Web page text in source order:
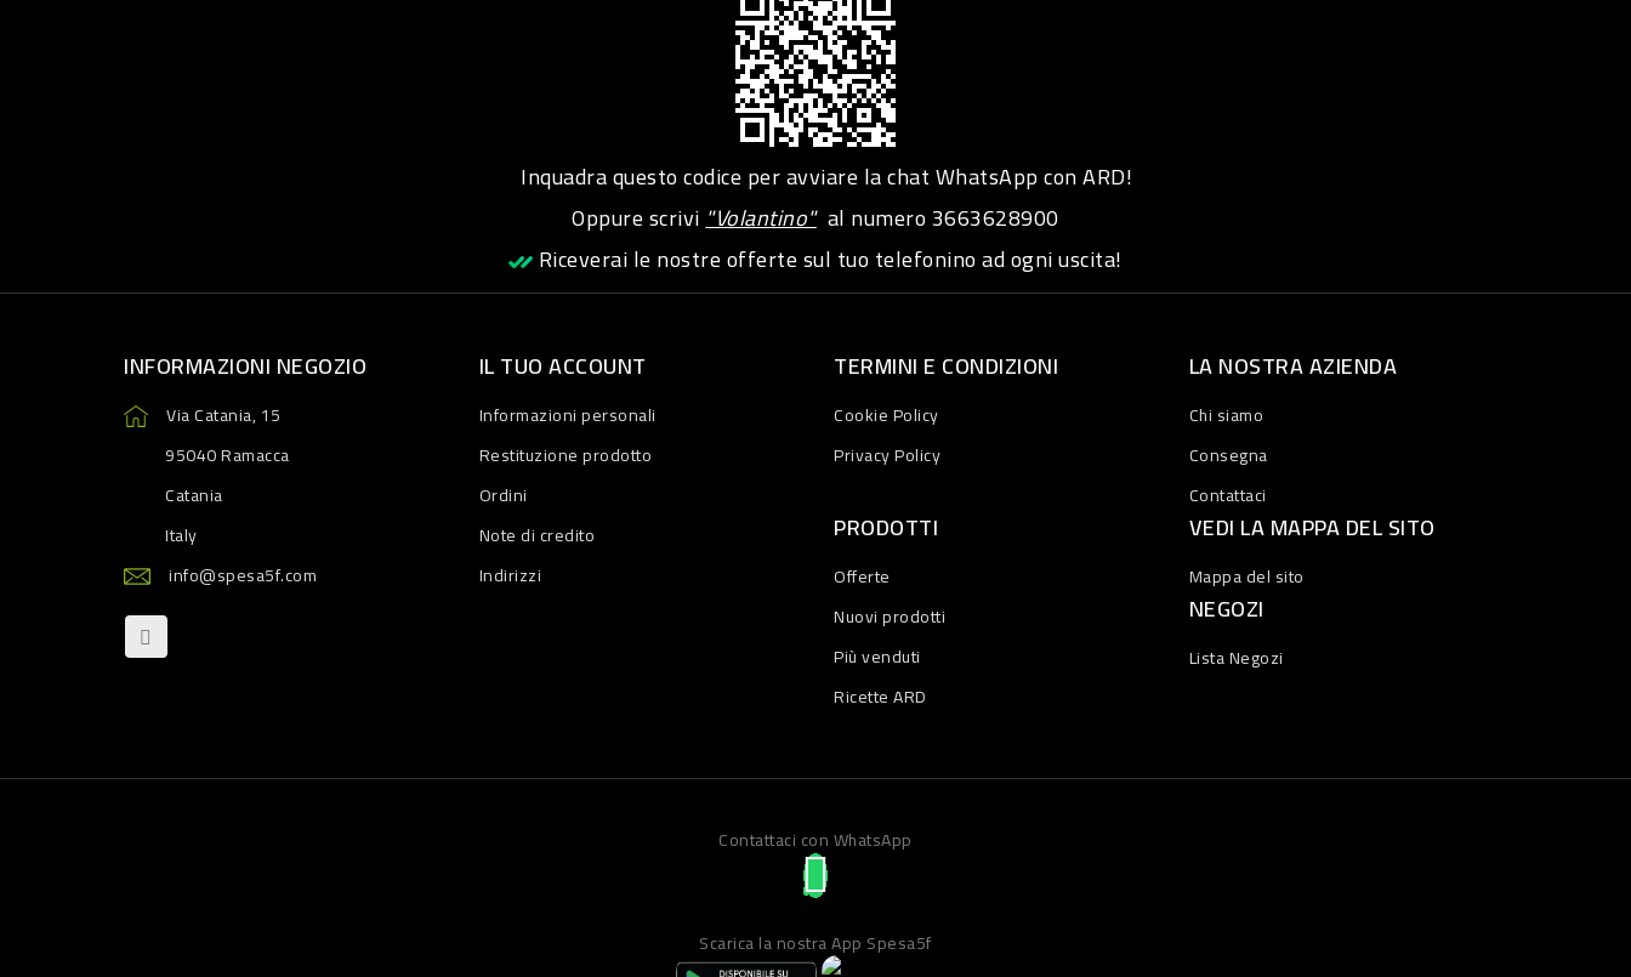
Inquadra questo codice per avviare la chat WhatsApp con ARD!
Oppure scrivi"Volantino"al numero3663628900
Riceverai le nostre offerte sul tuo telefonino ad ogni uscita!
INFORMAZIONI NEGOZIO
Via Catania, 15
95040 Ramacca
Catania
Italy
info@spesa5f.com
IL TUO ACCOUNT
Informazioni personali
Restituzione prodotto
Ordini
Note di credito
Indirizzi
TERMINI E CONDIZIONI
Cookie Policy
Privacy Policy
LA NOSTRA AZIENDA
Chi siamo
Consegna
Contattaci
PRODOTTI
Offerte
Nuovi prodotti
Più venduti
Ricette ARD
VEDI LA MAPPA DEL SITO
Mappa del sito
NEGOZI
Lista Negozi
Contattaci con WhatsApp
Scarica la nostra App Spesa5f